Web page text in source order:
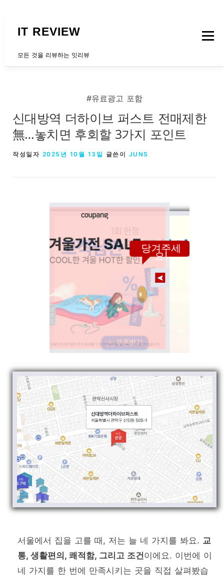
IT REVIEW
모든 것을 리뷰하는 잇리뷰
메뉴
#유료광고 포함
신대방역 더하이브 퍼스트 전매제한
無…놓치면 후회할 3가지 포인트
작성일자 2025년 10월 13일 글쓴이 JUNS
당겨주세
요!
서울에서 집을 고를 때, 저는 늘 네 가지를 봐요. 교
통, 생활편의, 쾌적함, 그리고 조건이에요. 이번에 이
네 가지를 한 번에 만족시키는 곳을 직접 살펴봤습